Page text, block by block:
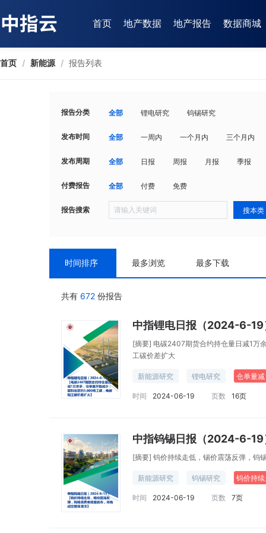
首页 地产数据 地产报告 数据商城
首页 / 新能源 / 报告列表
报告分类 全部 锂电研究 钨锡研究
发布时间 全部 一周内 一个月内 三个月内
发布周期 全部 日报 周报 月报 季报
付费报告 全部 付费 免费
报告搜索 搜本类
时间排序 最多浏览 最多下载
共有 672 份报告
[摘要] 电碳2407期货合约持仓量日减1万
工碳价差扩大
新能源研究 锂电研究 仓单量减
时间 2024-06-19 页数 16页
[摘要] 钨价持续走低，锡价震荡反弹，钨
新能源研究 钨锡研究 钨价持
时间 2024-06-19 页数 7页